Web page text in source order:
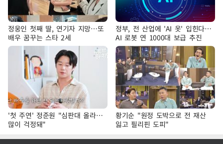
정웅인 첫째 딸, 연기자 지망…또
배우 꿈꾸는 스타 2세
정부, 전 산업에 'AI 옷' 입힌다…
AI 로봇 연 1000대 보급 추진
'첫 주연' 정준원 "심판대 올라…
많이 걱정돼"
황기순 "원정 도박으로 전 재산
잃고 필리핀 도피"